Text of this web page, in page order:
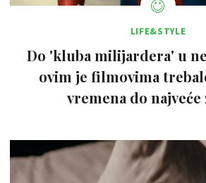
LIFE&STYLE
Do 'kluba milijardera' u
ovim je filmovima
vremena do najveće